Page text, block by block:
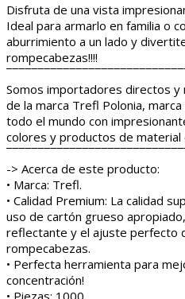
Disfruta de una vista
Ideal para armarlo en familia o
aburrimiento a un lado y
rompecabezas!!!!
Somos importadores directos
de la marca Trefl Polonia,
todo el mundo con
colores y productos de material
-> Acerca de este producto:
• Marca: Trefl.
• Calidad Premium: La calidad
uso de cartón grueso
reflectante y el ajuste perfecto
rompecabezas.
• Perfecta herramienta para
concentración!
• Piezas: 1000.